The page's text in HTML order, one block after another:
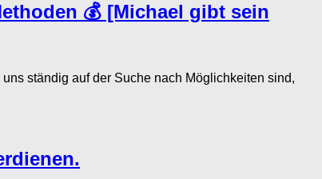
💰 [Michael gibt sein
ständig auf der Suche nach Möglichkeiten sind,